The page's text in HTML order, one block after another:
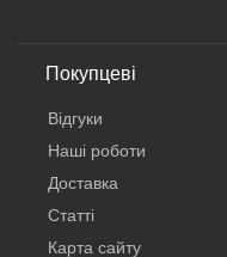
Покупцеві
Відгуки
Наші роботи
Доставка
Статті
Карта сайту